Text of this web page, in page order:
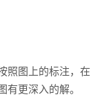
照图上的标注，在
更深入的解。